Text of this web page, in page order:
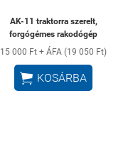
AK-11 traktorra szerelt,
forgógémes rakodógép
15 000 Ft + ÁFA (19 050 Ft)
 KOSÁRBA